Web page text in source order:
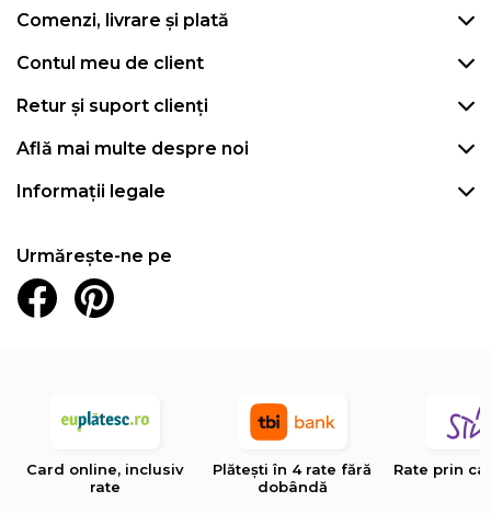
Comenzi, livrare și plată
Contul meu de client
Retur și suport clienți
Află mai multe despre noi
Informații legale
Urmărește-ne pe
Card online, inclusiv
rate
Plătești în 4 rate fără
dobândă
Rate prin